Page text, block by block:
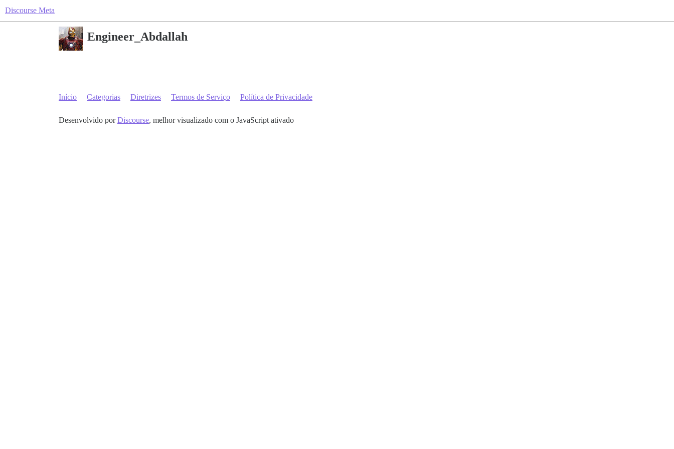
Discourse Meta
Engineer_Abdallah
Início Categorias Diretrizes Termos de Serviço Política de Privacidade
Desenvolvido porDiscourse, melhor visualizado com o JavaScript ativado